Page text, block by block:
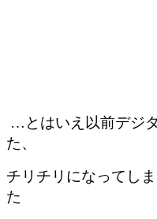
…とはいえ以前デジ
た、
チリチリになってし
た